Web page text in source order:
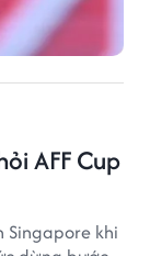
AFF Cup
Singapore khi